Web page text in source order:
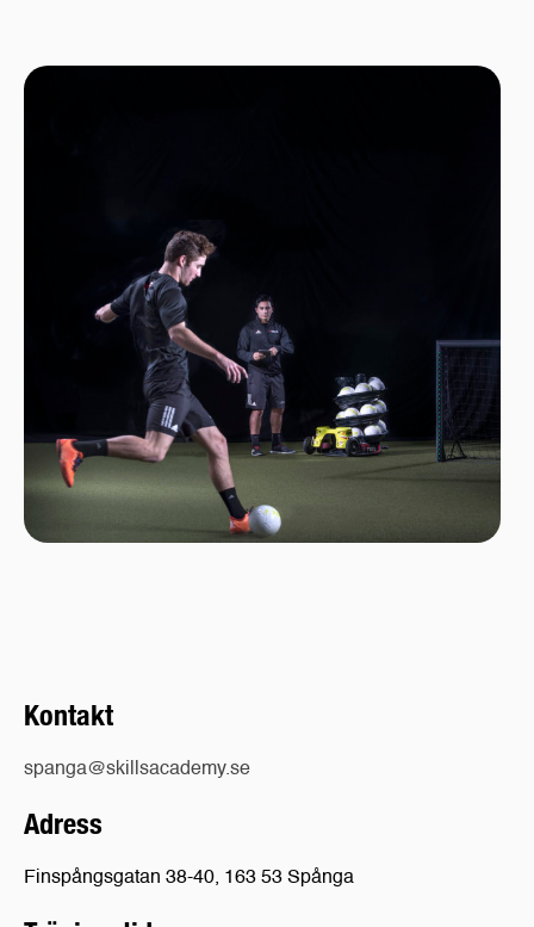
Kontakt
spanga@skillsacademy.se
Adress
Finspångsgatan 38-40, 163 53 Spånga